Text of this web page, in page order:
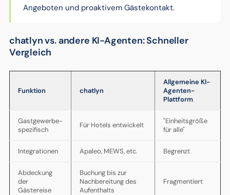
Angeboten und proaktivem Gästekontakt.
chatlyn vs. andere KI-Agenten: Schneller
Vergleich
Funktion chatlyn
Allgemeine KI-
Agenten-
Plattform
Gastgewerbe-
spezifisch
Für Hotels entwickelt
"Einheitsgröße
für alle"
Integrationen Apaleo, MEWS, etc. Begrenzt
Abdeckung
der
Gästereise
Buchung bis zur
Nachbereitung des
Aufenthalts
Fragmentiert